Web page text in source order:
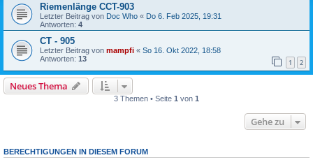
Riemenlänge CCT-903
Letzter Beitrag von Doc Who « Do 6. Feb 2025, 19:31
Antworten: 4
CT - 905
Letzter Beitrag von mampfi « So 16. Okt 2022, 18:58
Antworten: 13 1 2
Neues Thema
3 Themen • Seite 1 von 1
Gehe zu
BERECHTIGUNGEN IN DIESEM FORUM